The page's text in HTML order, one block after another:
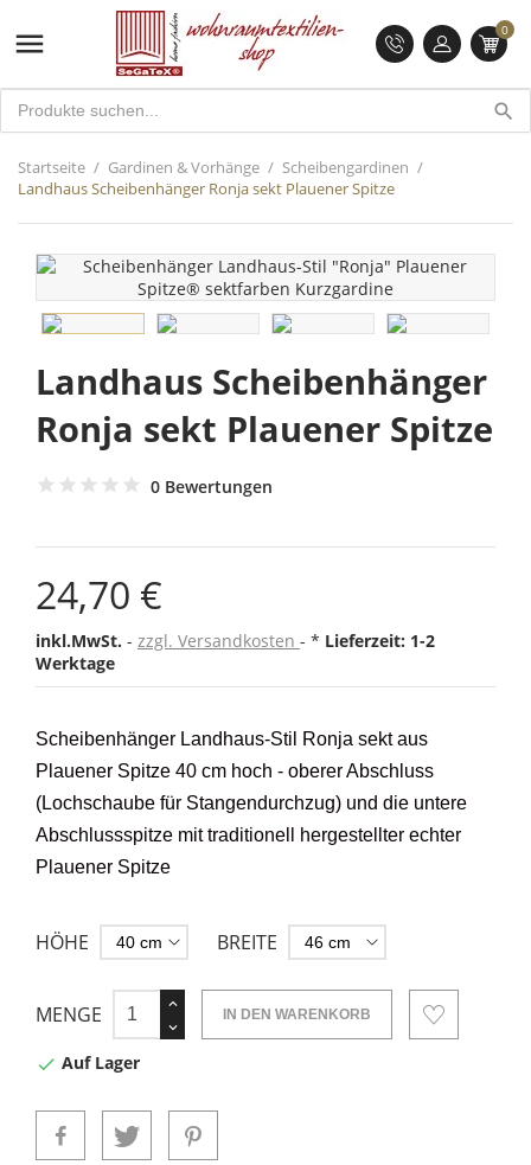
 0
search
Startseite Gardinen & Vorhänge
Scheibengardinen
Landhaus Scheibenhänger Ronja sekt Plauener Spitze
Landhaus Scheibenhänger
Ronja sekt Plauener Spitze
0 Bewertungen
24,70 €
inkl.MwSt. zzgl. Versandkosten * Lieferzeit: 1-2
Werktage
Scheibenhänger Landhaus-Stil Ronja sekt aus
Plauener Spitze 40 cm hoch - oberer Abschluss
(Lochschaube für Stangendurchzug) und die untere
Abschlussspitze mit traditionell hergestellter echter
Plauener Spitze
HÖHE BREITE
MENGE IN DEN WARENKORB
 Auf Lager